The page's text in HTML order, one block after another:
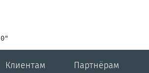
Клиентам Партнёрам